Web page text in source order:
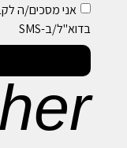
אני מסכים/ה
בדוא"ל/ב-SMS